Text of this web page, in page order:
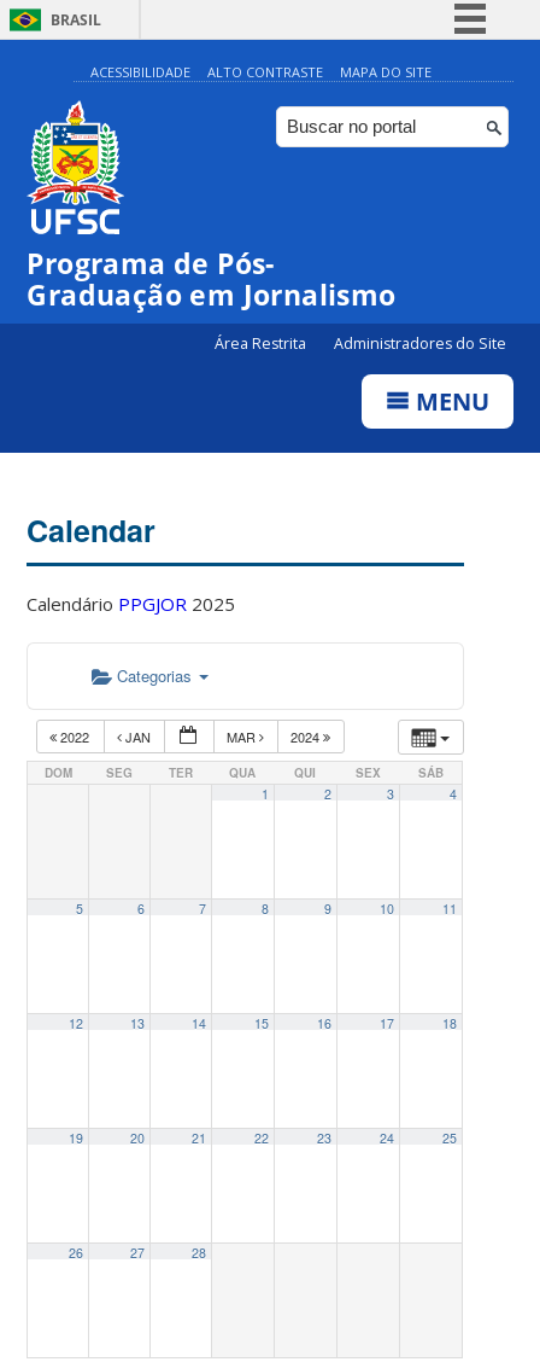
BRASIL
Simplifique!
Comunica BR
Participe
ACESSIBILIDADE ALTO CONTRASTE MAPA DO SITE
Programa de Pós-
Graduação em Jornalismo
Área Restrita Administradores do Site
MENU
Calendar
Calendário PPGJOR 2025
Categorias
2022 JAN MAR 2024
DOM SEG TER QUA QUI SEX SÁB
1 2 3 4
5 6 7 8 9 10 11
12 13 14 15 16 17 18
19 20 21 22 23 24 25
26 27 28